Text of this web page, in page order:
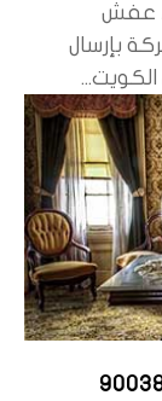
عفش
بإرسال